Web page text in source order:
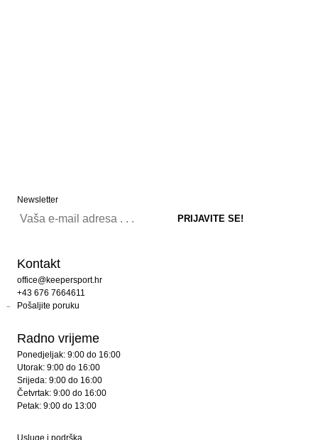
Newsletter
Kontakt
office@keepersport.hr
+43 676 7664611
Pošaljite poruku
Radno vrijeme
Ponedjeljak: 9:00 do 16:00
Utorak: 9:00 do 16:00
Srijeda: 9:00 do 16:00
Četvrtak: 9:00 do 16:00
Petak: 9:00 do 13:00
Usluge i podrška